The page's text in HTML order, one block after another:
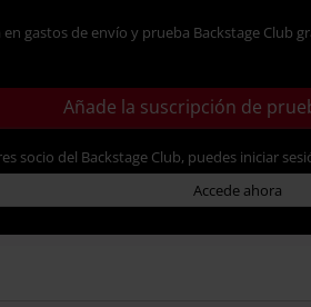
gastos de envío y prueba Backstage Club
Añade la suscripción de
socio del Backstage Club, puedes iniciar
Accede ahora